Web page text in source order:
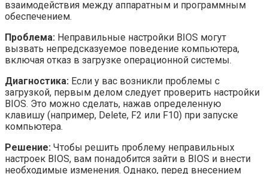
взаимодействия между аппаратным и программным
обеспечением.
Проблема: Неправильные настройки BIOS могут
вызвать непредсказуемое поведение компьютера,
включая отказ в загрузке операционной системы.
Диагностика: Если у вас возникли проблемы с
загрузкой, первым делом следует проверить настройки
BIOS. Это можно сделать, нажав определенную
клавишу (например, Delete, F2 или F10) при запуске
компьютера.
Решение: Чтобы решить проблему неправильных
настроек BIOS, вам понадобится зайти в BIOS и внести
необходимые изменения. Однако, перед внесением